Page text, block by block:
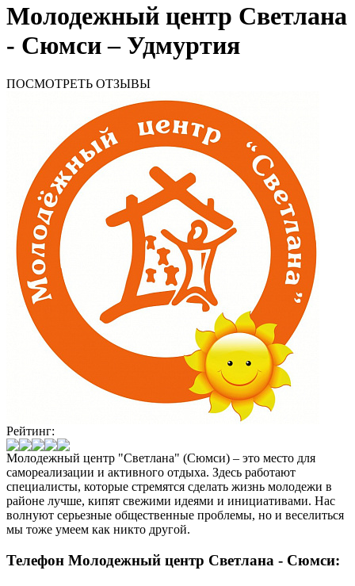
Молодежный центр Светлана
- Сюмси – Удмуртия
ПОСМОТРЕТЬ ОТЗЫВЫ
Рейтинг:
Молодежный центр "Светлана" (Сюмси) – это место для
самореализации и активного отдыха. Здесь работают
специалисты, которые стремятся сделать жизнь молодежи в
районе лучше, кипят свежими идеями и инициативами. Нас
волнуют серьезные общественные проблемы, но и веселиться
мы тоже умеем как никто другой.
Телефон Молодежный центр Светлана - Сюмси: